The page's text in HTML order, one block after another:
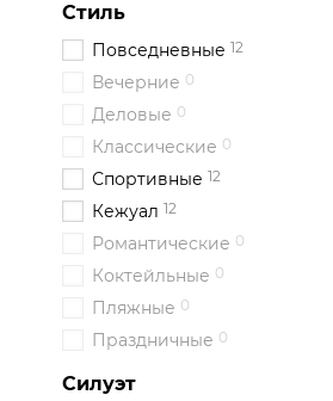
Стиль
Повседневные 12
Вечерние 0
Деловые 0
Классические 0
Спортивные 12
Кежуал 12
Романтические 0
Коктейльные 0
Пляжные 0
Праздничные 0
Силуэт